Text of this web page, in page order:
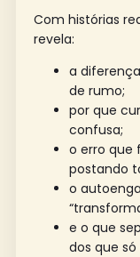
Com histórias
revela:
a
de rumo;
por que
confusa;
o erro que
postando
o
e o que
dos que